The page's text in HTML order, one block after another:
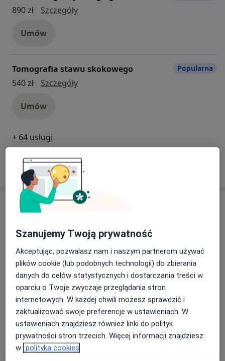
890 zł
SzczegółyRezonans głowy + angiografia
Umów
Tomografia stawu skokowego
540 zł
SzczegółyTomografia stawu skokowego
Umów
Popularna
+ 64 usługi
W jaki sposób ustalane są ceny?
Specjaliści
Wszystkie
lek. Rafał Konieczny
Ortopeda
153 opinie
Popularny
Umów
Szanujemy Twoją prywatność
Akceptując, pozwalasz nam i naszym partnerom używać
plików cookie (lub podobnych technologii) do zbierania
danych do celów statystycznych i dostarczania treści w
oparciu o Twoje zwyczaje przeglądania stron
internetowych. W każdej chwili możesz sprawdzić i
zaktualizować swoje preferencje w ustawieniach. W
ustawieniach znajdziesz również linki do polityk
prywatności stron trzecich. Więcej informacji znajdziesz
w polityka cookies